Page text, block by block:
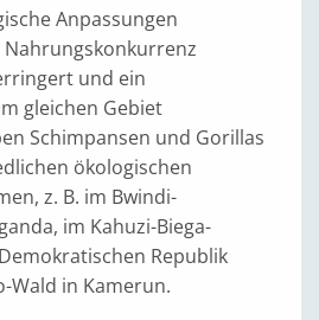
Anpassungen
und ein
gleichen Gebiet
Schimpansen und Gorillas
ökologischen
z. B. im Bwindi-
im Kahuzi-Biega-
Republik
Wald in Kamerun.